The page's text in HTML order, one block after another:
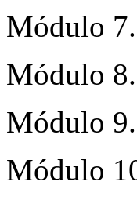
Módulo
Módulo
Módulo
Módulo